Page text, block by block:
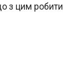
з цим робити